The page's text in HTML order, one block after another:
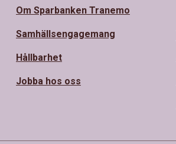
Om Sparbanken Tranemo
Samhällsengagemang
Hållbarhet
Jobba hos oss